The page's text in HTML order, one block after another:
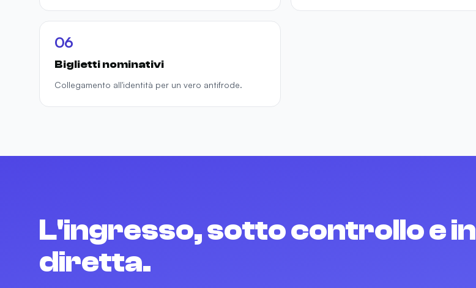
06
Biglietti nominativi
Collegamento all'identità per un vero antifrode.
L'ingresso, sotto controllo e in
diretta.